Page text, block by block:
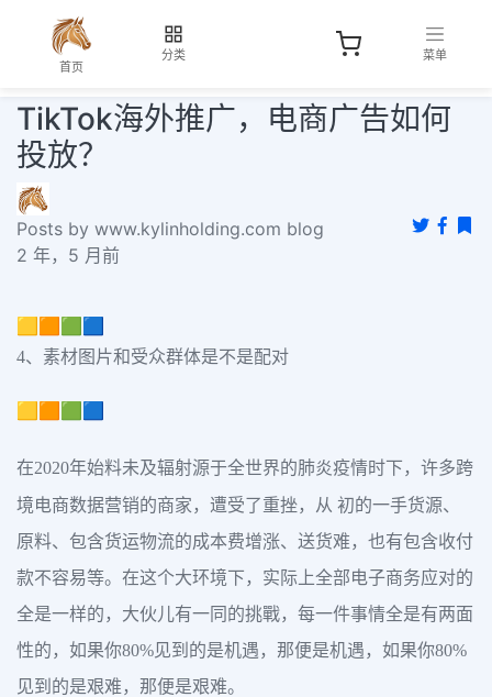
首页
分类 菜单
TikTok海外推广，电商广告如何
投放？
Posts by www.kylinholding.com blog
2 年，5 月前
🟨🟧🟩🟦
4、素材图片和受众群体是不是配对
🟨🟧🟩🟦
在2020年始料未及辐射源于全世界的肺炎疫情时下，许多跨
境电商数据营销的商家，遭受了重挫，从 初的一手货源、
原料、包含货运物流的成本费增涨、送货难，也有包含收付
款不容易等。在这个大环境下，实际上全部电子商务应对的
全是一样的，大伙儿有一同的挑戰，每一件事情全是有两面
性的，如果你80%见到的是机遇，那便是机遇，如果你80%
见到的是艰难，那便是艰难。